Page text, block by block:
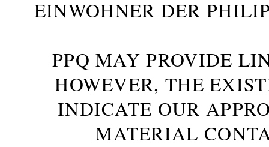
INWOHNER DER
PPQ MAY PROVIDE
HOWEVER, THE
INDICATE OUR
MATERIAL